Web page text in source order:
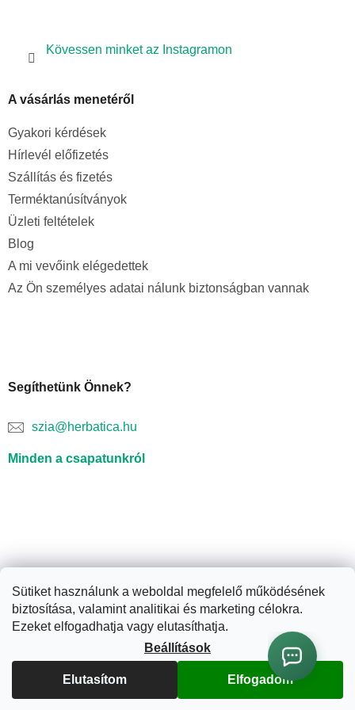
Sütiket használunk a weboldal megfelelő működésének
biztosítása, valamint analitikai és marketing célokra.
Ezeket elfogadhatja vagy elutasíthatja.
Beállítások
Elutasítom Elfogadom
Kövessen minket az Instagramon
A vásárlás menetéről
Gyakori kérdések
Hírlevél előfizetés
Szállítás és fizetés
Terméktanúsítványok
Üzleti feltételek
Blog
A mi vevőink elégedettek
Az Ön személyes adatai nálunk biztonságban vannak
Segíthetünk Önnek?
szia@herbatica.hu
Minden a csapatunkról
Shoptet készítette
Copyright 2026Herbatica.hu. Minden jog fenntartva.Süti
beállítások szerkesztése